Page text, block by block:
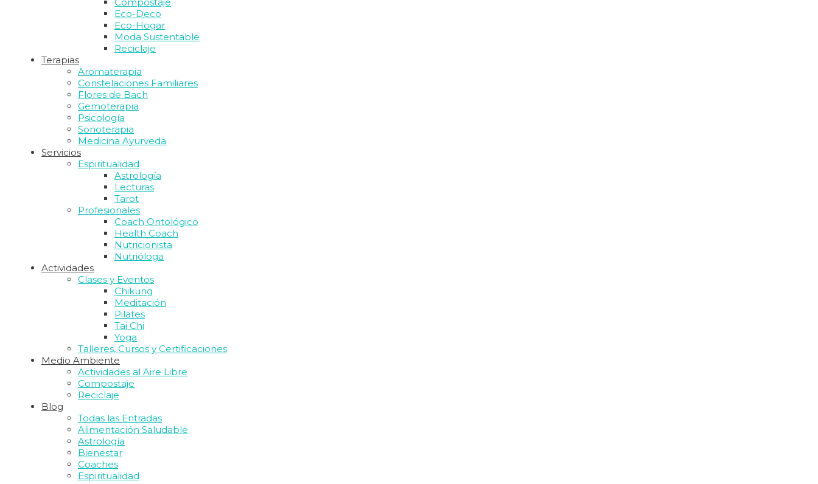
Eco-Deco
Eco-Hogar
Moda Sustentable
Reciclaje
Terapias
Aromaterapia
Constelaciones Familiares
Flores de Bach
Gemoterapia
Psicología
Sonoterapia
Medicina Ayurveda
Servicios
Espiritualidad
Astrología
Lecturas
Tarot
Profesionales
Coach Ontológico
Health Coach
Nutricionista
Nutrióloga
Actividades
Clases y Eventos
Chikung
Meditación
Pilates
Tai Chi
Yoga
Talleres, Cursos y Certificaciones
Medio Ambiente
Actividades al Aire Libre
Compostaje
Reciclaje
Blog
Todas las Entradas
Alimentación Saludable
Astrología
Bienestar
Coaches
Espiritualidad